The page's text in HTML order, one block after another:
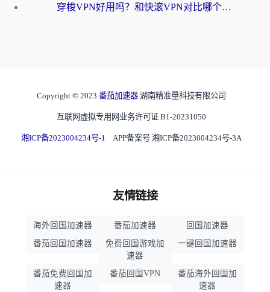
穿梭VPN好用吗？和快滚VPN对比哪个回国效果更好？海外党选回国加速器必看指南
Copyright © 2023 番茄加速器 湖南精准量科技有限公司
互联网虚拟专用网业务许可证 B1-20231050
湘ICP备2023004234号-1 APP备案号 湘ICP备2023004234号-3A
友情链接
海外回国加速器 番茄加速器
回国加速器
番茄回国加速器
免费回国游戏加
速器
一键回国加速器
番茄免费回国加
速器
番茄回国VPN
番茄海外回国加
速器